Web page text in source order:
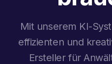
Mit unserem KI-
effizienten und
Ersteller für